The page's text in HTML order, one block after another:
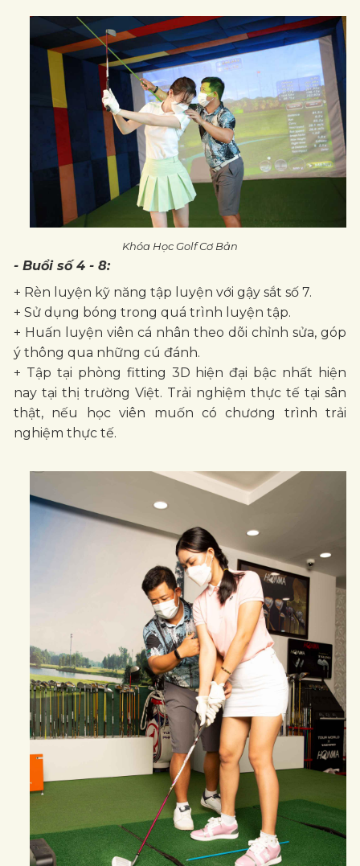
Khóa Học Golf Cơ Bản
- Buổi số 4 - 8:
+ Rèn luyện kỹ năng tập luyện với gậy sắt số 7.
+ Sử dụng bóng trong quá trình luyện tập.
+ Huấn luyện viên cá nhân theo dõi chỉnh sửa, góp
ý thông qua những cú đánh.
+ Tập tại phòng fitting 3D hiện đại bậc nhất hiện
nay tại thị trường Việt. Trải nghiệm thực tế tại sân
thật, nếu học viên muốn có chương trình trải
nghiệm thực tế.